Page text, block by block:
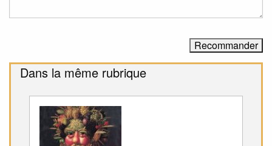
Dans la même rubrique